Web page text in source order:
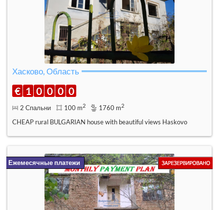
Хасково, Область
€ 1 0 0 0 0
2 Спальни 100 m2 1760 m2
CHEAP rural BULGARIAN house with beautiful views Haskovo
Ежемесячные платежи